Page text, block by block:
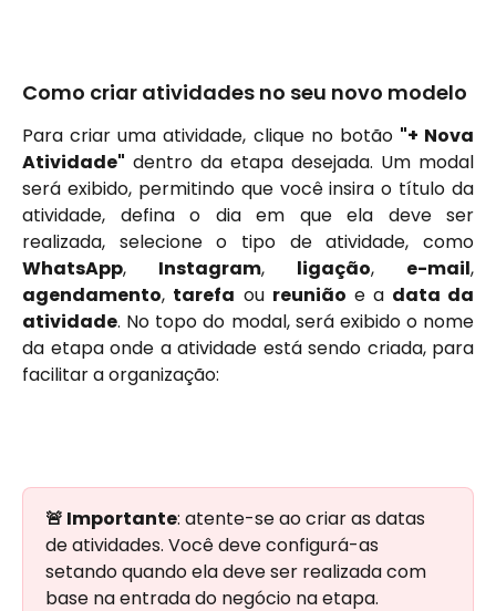
Como criar atividades no seu novo modelo
Para criar uma atividade, clique no botão "+ Nova
Atividade" dentro da etapa desejada. Um modal
será exibido, permitindo que você insira o título da
atividade, defina o dia em que ela deve ser
realizada, selecione o tipo de atividade, como
WhatsApp, Instagram, ligação, e-mail,
agendamento, tarefa ou reunião e a data da
atividade. No topo do modal, será exibido o nome
da etapa onde a atividade está sendo criada, para
facilitar a organização:
🚨 Importante: atente-se ao criar as datas
de atividades. Você deve configurá-as
setando quando ela deve ser realizada com
base na entrada do negócio na etapa.